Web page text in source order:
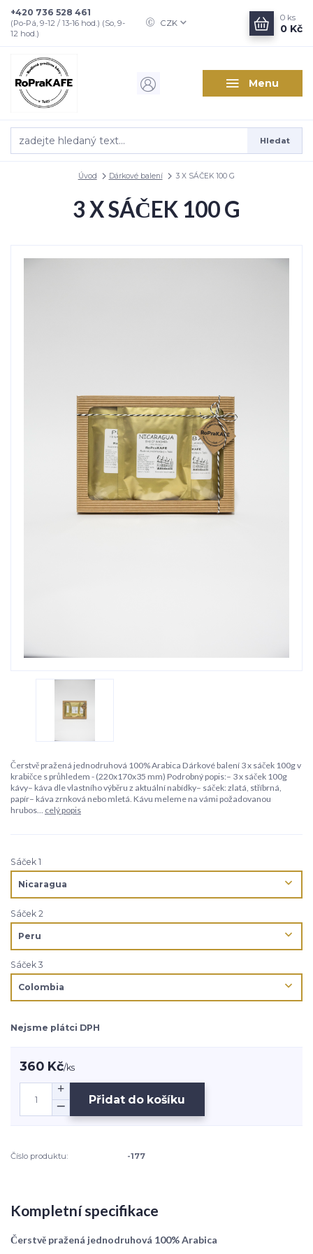
Menu
CZK
Hledat
+420 736 528 461
(Po-Pá, 9-12 / 13-16 hod.) (So, 9-
12 hod.)
0 ks
0 Kč
Úvod Dárkové balení 3 X SÁČEK 100 G
3 X SÁČEK 100 G
Čerstvě pražená jednodruhová 100% Arabica Dárkové balení 3 x sáček 100g v
krabičce s průhledem - (220x170x35 mm) Podrobný popis:– 3 x sáček 100g
kávy– káva dle vlastního výběru z aktuální nabídky– sáček: zlatá, stříbrná,
papír– káva zrnková nebo mletá. Kávu meleme na vámi požadovanou
hrubos... celý popis
Sáček 1
Sáček 2
Sáček 3
Nejsme plátci DPH
360 Kč/ks
Přidat do košíku
Číslo produktu: -177
Kompletní specifikace
Čerstvě pražená jednodruhová 100% Arabica